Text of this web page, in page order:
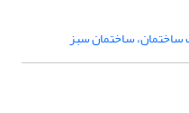
ساختمان، ساختمان سبز